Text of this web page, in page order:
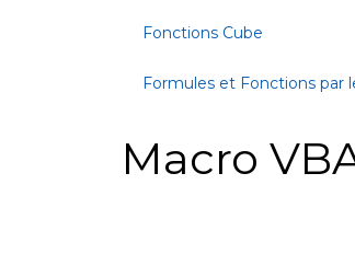
Fonctions Cube
Formules et Fonctions par
Macro